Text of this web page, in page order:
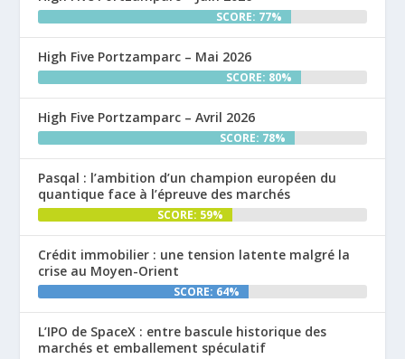
SCORE: 77%
High Five Portzamparc – Mai 2026
SCORE: 80%
High Five Portzamparc – Avril 2026
SCORE: 78%
Pasqal : l’ambition d’un champion européen du
quantique face à l’épreuve des marchés
SCORE: 59%
Crédit immobilier : une tension latente malgré la
crise au Moyen-Orient
SCORE: 64%
L’IPO de SpaceX : entre bascule historique des
marchés et emballement spéculatif